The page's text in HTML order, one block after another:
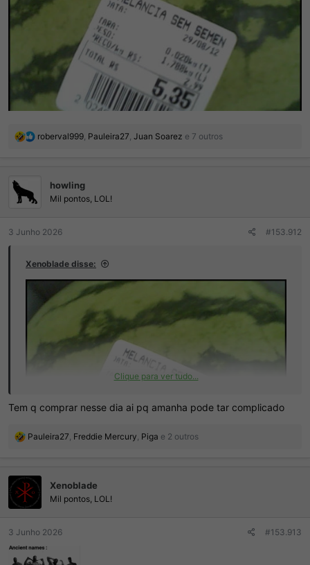
R
roberval999 Pauleira27 Juan Soarez e 7 outros
howling
Mil pontos, LOL!
3 Junho 2026 #153.912
Xenoblade disse:
Clique para ver tudo...
Tem q comprar nesse dia ai pq amanha pode tar complicado
R
õ
e
s
Pauleira27 Freddie Mercury Piga e 2 outros
Xenoblade
Mil pontos, LOL!
3 Junho 2026 #153.913